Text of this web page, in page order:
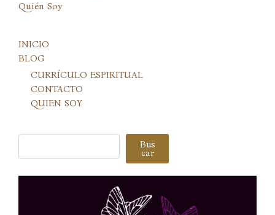
Quién Soy
INICIO
BLOG
CURRÍCULO ESPIRITUAL
CONTACTO
QUIEN SOY
Buscar Bus
car